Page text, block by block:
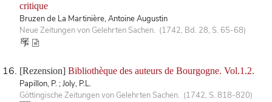
critique
Bruzen de La Martinière, Antoine Augustin
Neue Zeitungen von Gelehrten Sachen. (1742, Bd. 28, S. 65-68)
[Rezension] Bibliothèque des auteurs de Bourgogne. Vol.1.2.
Papillon, P. ; Joly, P.L.
Göttingische Zeitungen von Gelehrten Sachen. (1742, S. 818-820)